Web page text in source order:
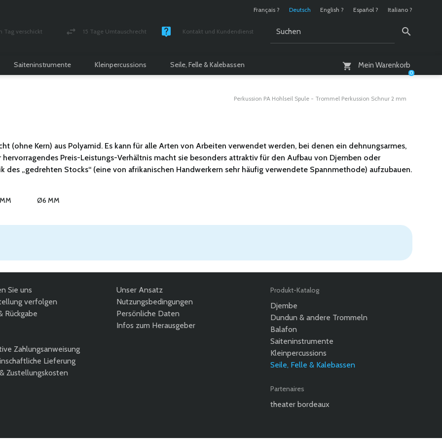
Français ? Deutsch English ? Español ? Italiano ?
Tag verschickt 15 Tage Umtauschrecht Kontakt und Kundendienst
Mein Warenkorb
0
Saiteninstrumente Kleinpercussions Seile, Felle & Kalebassen
Perkussion PA Hohlseil Spule - Trommel Perkussion Schnur 2 mm
(ohne Kern) aus Polyamid. Es kann für alle Arten von Arbeiten verwendet werden, bei denen ein dehnungsarmes,
Preis-Leistungs-Verhältnis macht sie besonders attraktiv für den Aufbau von Djemben oder
des „gedrehten Stocks“ (eine von afrikanischen Handwerkern sehr häufig verwendete Spannmethode) aufzubauen.
Ø6 MM
Sie uns
verfolgen
Rückgabe
Zahlungsanweisung
Lieferung
Zustellungskosten
Unser Ansatz
Nutzungsbedingungen
Persönliche Daten
Infos zum Herausgeber
Produkt-Katalog
Djembe
Dundun & andere Trommeln
Balafon
Saiteninstrumente
Kleinpercussions
Seile, Felle & Kalebassen
Partenaires
theater bordeaux